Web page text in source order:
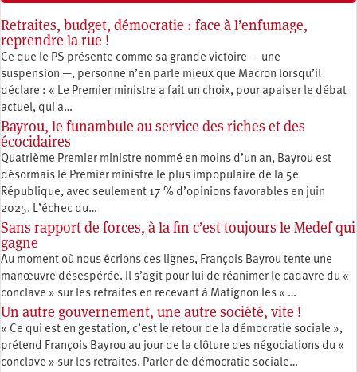
Retraites, budget, démocratie : face à l’enfumage,
reprendre la rue !
Ce que le PS présente comme sa grande victoire — une
suspension —, personne n’en parle mieux que Macron lorsqu’il
déclare : « Le Premier ministre a fait un choix, pour apaiser le débat
actuel, qui a…
Bayrou, le funambule au service des riches et des
écocidaires
Quatrième Premier ministre nommé en moins d’un an, Bayrou est
désormais le Premier ministre le plus impopulaire de la 5e
République, avec seulement 17 % d’opinions favorables en juin
2025. L’échec du…
Sans rapport de forces, à la fin c’est toujours le Medef qui
gagne
Au moment où nous écrions ces lignes, François Bayrou tente une
manœuvre désespérée. Il s’agit pour lui de réanimer le cadavre du «
conclave » sur les retraites en recevant à Matignon les « …
Un autre gouvernement, une autre société, vite !
« Ce qui est en gestation, c’est le retour de la démocratie sociale »,
prétend François Bayrou au jour de la clôture des négociations du «
conclave » sur les retraites. Parler de démocratie sociale…